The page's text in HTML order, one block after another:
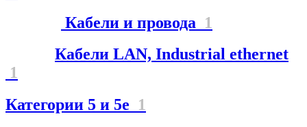
Кабели и провода 1
Кабели LAN, Industrial ethernet
1
Категории 5 и 5е 1